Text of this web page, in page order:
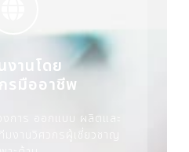
งานโดย
รมืออาชีพ
การ ออกแบบ ผลิตและ
งานวิศวกรผู้เชี่ยวชาญ